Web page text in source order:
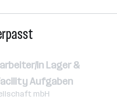
in Lager &
Aufgaben
mbH